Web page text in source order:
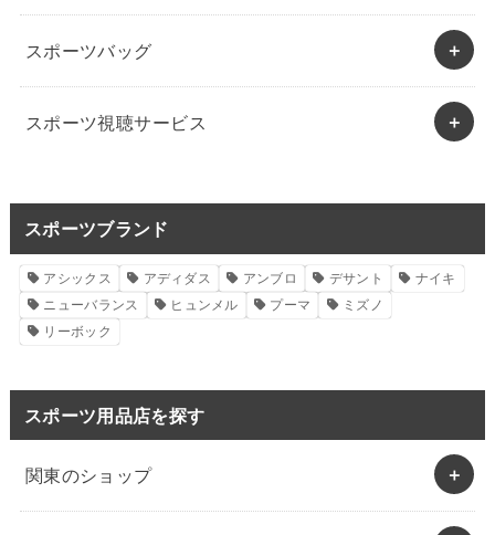
スポーツバッグ
スポーツ視聴サービス
スポーツブランド
アシックス アディダス アンブロ デサント
ナイキ
ニューバランス
ヒュンメル プーマ
ミズノ
リーボック
スポーツ用品店を探す
関東のショップ